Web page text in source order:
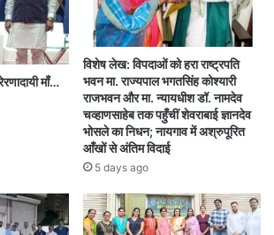
माँ…
विशेष लेख: विपदाओं को हरा राष्ट्रपति
भवन मा. राज्यपाल भगतसिंह कोश्यारी
राजभवन और मा. न्यायधीश डॉ. नामदेव
चव्हाणसाहेब तक पहुँचीं शेवराबाई ज्ञानदेव
भोसले का निधन; नायगाव में अश्रुपूरित
आँखों से अंतिम विदाई
5 days ago